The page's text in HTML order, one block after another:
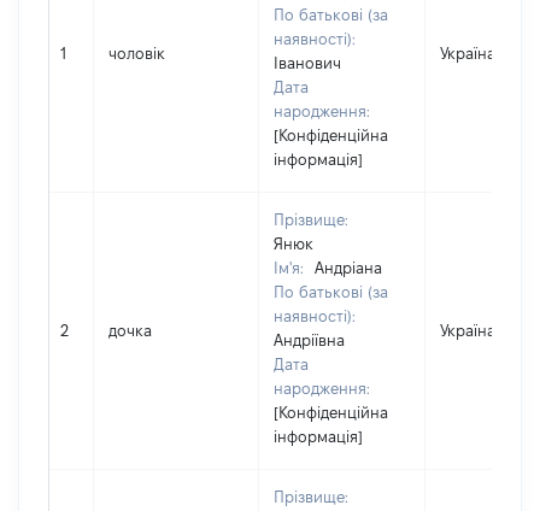
1 чоловік
По батькові (за
наявності):
Іванович
Дата
народження:
[Конфіденційна
інформація]
Україна
2 дочка
Прізвище:
Янюк
Ім'я:
Андріана
По батькові (за
наявності):
Андріївна
Дата
народження:
[Конфіденційна
інформація]
Україна
Прізвище: